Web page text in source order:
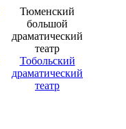
Тюменский
большой
драматический
театр
Тобольский
драматический
театр